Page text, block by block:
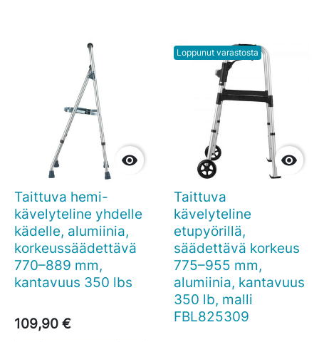

Taittuva hemi-
kävelyteline yhdelle
kädelle, alumiinia,
korkeussäädettävä
770–889 mm,
kantavuus 350 lbs
109,90 €
Loppunut varastosta

Taittuva
kävelyteline
etupyörillä,
säädettävä korkeus
775–955 mm,
alumiinia, kantavuus
350 lb, malli
FBL825309